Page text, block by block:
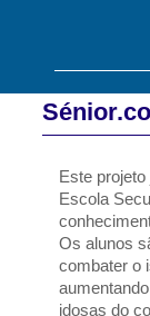
Este
Escola
Os alunos
combater o
idosas do